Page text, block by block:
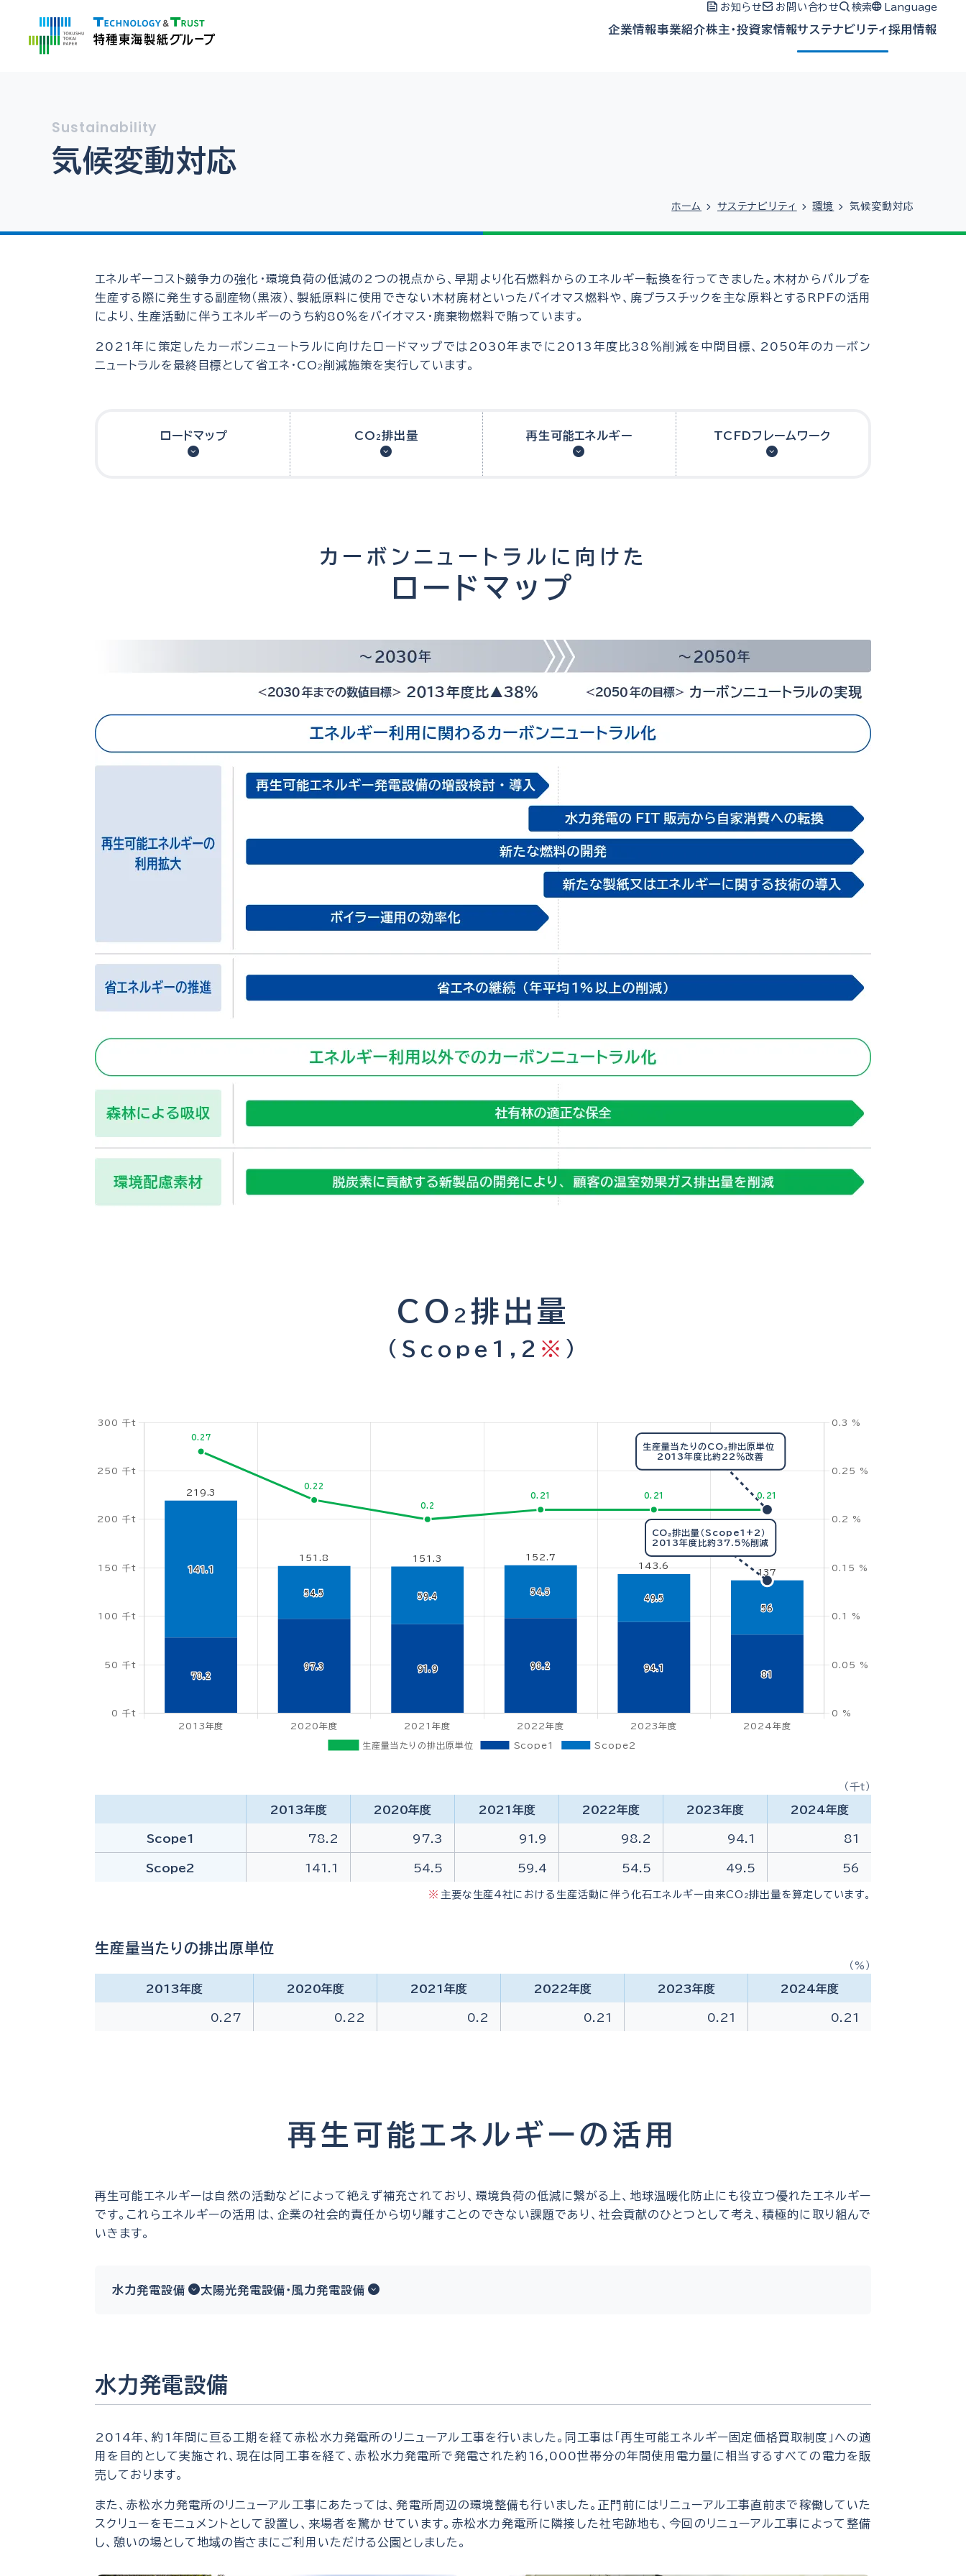
お知らせ お問い合わせ 検索 Language
企業情報事業紹介株主・投資家情報サステナビリティ採用情報
気候変動対応
ホーム サステナビリティ 環境 気候変動対応
エネルギーコスト競争力の強化・環境負荷の低減の2つの視点から、早期より化石燃料からのエネルギー転換を行ってきました。木材からパルプを
生産する際に発生する副産物（黒液）、製紙原料に使用できない木材廃材といったバイオマス燃料や、廃プラスチックを主な原料とするRPFの活用
により、生産活動に伴うエネルギーのうち約80％をバイオマス・廃棄物燃料で賄っています。
2021年に策定したカーボンニュートラルに向けたロードマップでは2030年までに2013年度比38％削減を中間目標、2050年のカーボン
ニュートラルを最終目標として省エネ・CO2 削減施策を実行しています。
ロードマップ CO 2排出量 再生可能エネルギー TCFDフレームワーク
カーボンニュートラルに向けた
ロードマップ
CO 2 排出量
（Scope1,2 ※ ）
（千t）
2013年度 2020年度 2021年度 2022年度 2023年度 2024年度
Scope1 78.2 97.3 91.9 98.2 94.1 81
Scope2 141.1 54.5 59.4 54.5 49.5 56
主要な生産4社における生産活動に伴う化石エネルギー由来CO 2排出量を算定しています。
生産量当たりの排出原単位
（%）
2013年度 2020年度 2021年度 2022年度 2023年度 2024年度
0.27 0.22 0.2 0.21 0.21 0.21
再生可能エネルギーの活用
再生可能エネルギーは自然の活動などによって絶えず補充されており、環境負荷の低減に繋がる上、地球温暖化防止にも役立つ優れたエネルギー
です。これらエネルギーの活用は、企業の社会的責任から切り離すことのできない課題であり、社会貢献のひとつとして考え、積極的に取り組んで
いきます。
水力発電設備 太陽光発電設備・風力発電設備
水力発電設備
2014年、約1年間に亘る工期を経て赤松水力発電所のリニューアル工事を行いました。同工事は「再生可能エネルギー固定価格買取制度」への適
用を目的として実施され、現在は同工事を経て、赤松水力発電所で発電された約16,000世帯分の年間使用電力量に相当するすべての電力を販
売しております。
また、赤松水力発電所のリニューアル工事にあたっては、発電所周辺の環境整備も行いました。正門前にはリニューアル工事直前まで稼働していた
スクリューをモニュメントとして設置し、来場者を驚かせています。赤松水力発電所に隣接した社宅跡地も、今回のリニューアル工事によって整備
し、憩いの場として地域の皆さまにご利用いただける公園としました。